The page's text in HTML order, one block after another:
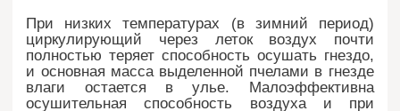
При низких температурах (в зимний период)
циркулирующий через леток воздух почти
полностью теряет способность осушать гнездо,
и основная масса выделенной пчелами в гнезде
влаги остается в улье. Малоэффективна
осушительная способность воздуха и при